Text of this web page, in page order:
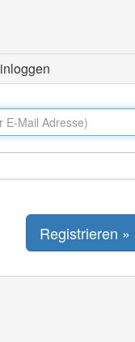
Registrieren »